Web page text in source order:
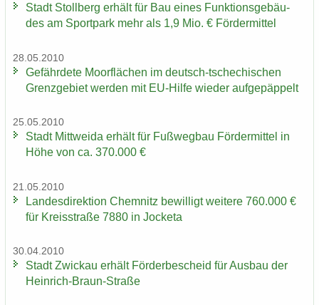
Stadt Stoll­berg er­hält für Bau eines Funk­ti­ons­ge­bäu­
des am Sport­park mehr als 1,9 Mio. € För­der­mit­tel
28.05.2010
Ge­fähr­de­te Moor­flä­chen im deutsch-​tschechischen
Grenz­ge­biet wer­den mit EU-​Hilfe wie­der auf­ge­päp­pelt
25.05.2010
Stadt Mitt­wei­da er­hält für Fuß­weg­bau För­der­mit­tel in
Höhe von ca. 370.000 €
21.05.2010
Lan­des­di­rek­ti­on Chem­nitz be­wil­ligt wei­te­re 760.000 €
für Kreis­stra­ße 7880 in Jo­cke­ta
30.04.2010
Stadt Zwi­ckau er­hält För­der­be­scheid für Aus­bau der
Heinrich-​Braun-Straße